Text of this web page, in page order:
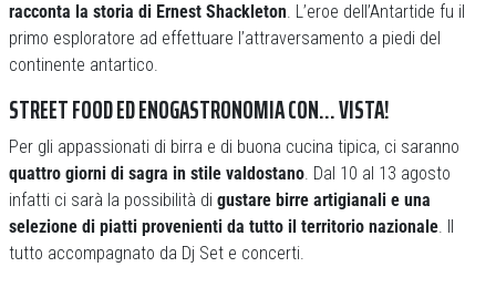
racconta la storia di Ernest Shackleton. L’eroe dell’Antartide fu il
primo esploratore ad effettuare l’attraversamento a piedi del
continente antartico.
STREET FOOD ED ENOGASTRONOMIA CON… VISTA!
Per gli appassionati di birra e di buona cucina tipica, ci saranno
quattro giorni di sagra in stile valdostano. Dal 10 al 13 agosto
infatti ci sarà la possibilità di gustare birre artigianali e una
selezione di piatti provenienti da tutto il territorio nazionale. Il
tutto accompagnato da Dj Set e concerti.